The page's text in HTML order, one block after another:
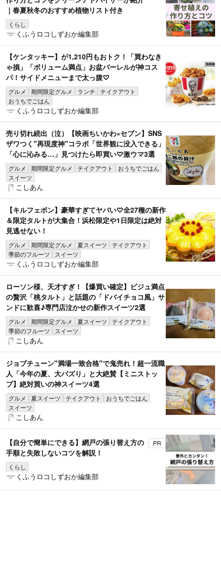
｜春夏秋冬のおすすめ植物リスト付き
くらし
くふうロコしずおか編集部
【ケンタッキー】が1,210円もおトク！「買わなき
ゃ損」「ボリューム満点」お盆バーレルが神コス
パ！サイドメニューまで太っ腹♡
グルメ 期間限定グルメ ランチ
テイクアウト
おうちでごはん
くふうロコしずおか編集部
売り切れ続出（泣）【映画ちいかわ×セブン】SNS
ザワつく"再現度神"コラボ「世界観に没入できる」
「心に沁みる…」見つけたら即買い♡激ウマ3選
グルメ 期間限定グルメ テイクアウト
おうちでごはん
スイーツ
こしあん
【キルフェボン】豪華すぎてヤバい♡全27種の新作
＆限定タルトが大集合！浜松限定や1日限定は絶対
見逃せない！
グルメ 期間限定グルメ 夏スイーツ
テイクアウト
季節のフルーツ
スイーツ
くふうロコしずおか編集部
ローソン様、天才すぎ！【爆買い確定】ビジュ満点
の贅沢「桃タルト」と話題の「ドバイチョコ風」サ
ンドに歓喜♪専門店泣かせの新作スイーツ2選
グルメ 期間限定グルメ 夏スイーツ
テイクアウト
季節のフルーツ
スイーツ
こしあん
ジョブチューン"満場一致合格"で鬼売れ！超一流職
人「今年の夏、大バズり」と大絶賛【ミニストッ
プ】絶対買いの神スイーツ4選
グルメ 夏スイーツ テイクアウト
おうちでごはん
スイーツ
こしあん
【自分で簡単にできる】網戸の張り替え方の
手順と失敗しないコツを解説！
くらし
PR
くふうロコしずおか編集部